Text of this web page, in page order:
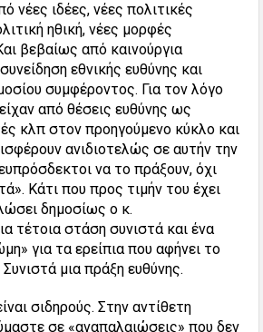
νέες ιδέες, νέες πολιτικές
ηθική, νέες μορφές
βεβαίως από καινούργια
εθνικής ευθύνης και
συμφέροντος. Για τον λόγο
από θέσεις ευθύνης ως
κλπ στον προηγούμενο κύκλο και
ανιδιοτελώς σε αυτήν την
να το πράξουν, όχι
Κάτι που προς τιμήν του έχει
δημοσίως ο κ.
τέτοια στάση συνιστά και ένα
για τα ερείπια που αφήνει το
μια πράξη ευθύνης.
σιδηρούς. Στην αντίθετη
σε «αναπαλαιώσεις» που δεν